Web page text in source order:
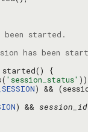
( 'session_status'
) && session_id